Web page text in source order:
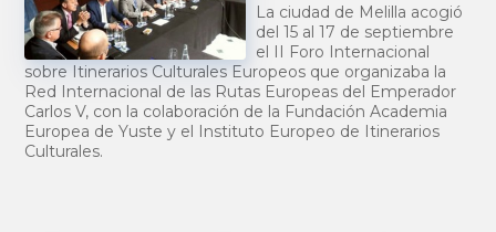
La ciudad de Melilla acogió
del 15 al 17 de septiembre
el II Foro Internacional
sobre Itinerarios Culturales Europeos que organizaba la
Red Internacional de las Rutas Europeas del Emperador
Carlos V, con la colaboración de la Fundación Academia
Europea de Yuste y el Instituto Europeo de Itinerarios
Culturales.